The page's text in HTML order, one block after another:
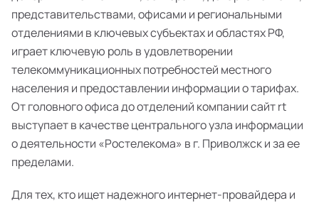
представительствами, офисами и региональными
отделениями в ключевых субъектах и областях РФ,
играет ключевую роль в удовлетворении
телекоммуникационных потребностей местного
населения и предоставлении информации о тарифах.
От головного офиса до отделений компании сайт rt
выступает в качестве центрального узла информации
о деятельности «Ростелекома» в г. Приволжск и за ее
пределами.
Для тех, кто ищет надежного интернет-провайдера и